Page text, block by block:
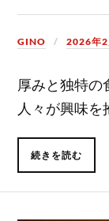
GINO 2026年2
厚みと独特の
人々が興味を
続きを読む